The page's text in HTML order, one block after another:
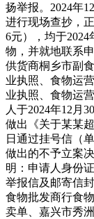
扬举报。2024年
进行现场查抄，
6元），均于
物，并就地联系
供货商桐乡市副
业执照、食物运
业执照、食物运
人于2024年12月
做出《关于某某
日通过挂号信（
做出的不予立案
明：申请人身份
举报信及邮寄信
食物批发商行食
卖单、嘉兴市秀